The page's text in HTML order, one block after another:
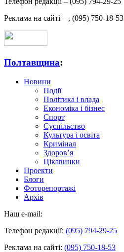
Реклама на сайті – , (095) 750-18-53
Полтавщина:
Новини
Події
Політика і влада
Економіка і бізнес
Спорт
Суспільство
Культура і освіта
Кримінал
Здоров’я
Цікавинки
Проекти
Блоги
Фоторепортажі
Архів
Наш e-mail:
Телефон редакції: (095) 794-29-25
Реклама на сайті: (095) 750-18-53